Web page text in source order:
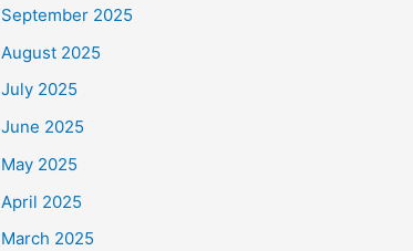
September 2025
August 2025
July 2025
June 2025
May 2025
April 2025
March 2025